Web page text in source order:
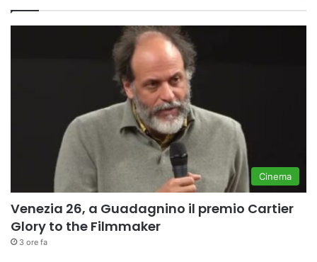
Cinema
Venezia 26, a Guadagnino il premio Cartier
Glory to the Filmmaker
3 ore fa